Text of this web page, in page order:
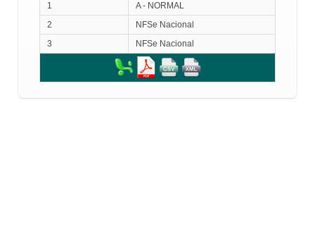
1
A - NORMAL
2
NFSe Nacional
3
NFSe Nacional